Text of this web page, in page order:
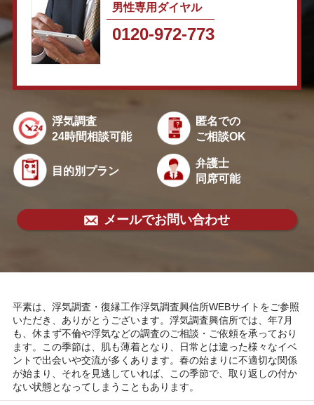
男性専用ダイヤル
0120-972-773
浮気調査
24時間相談可能
匿名での
ご相談OK
目的別プラン
弁護士
同席可能
メールでお問い合わせ
平素は、浮気調査・復縁工作浮気調査興信所WEBサイトをご参照
いただき、ありがとうございます。浮気調査興信所では、年7月
も、休まず不倫や浮気などの調査のご相談・ご依頼を承っており
ます。この季節は、肌も薄着となり、日常とは違った様々なイベ
ントで出会いや交流が多くあります。春の始まりに不適切な関係
が始まり、それを見逃していれば、この季節で、取り返しの付か
ない状態となってしまうこともあります。